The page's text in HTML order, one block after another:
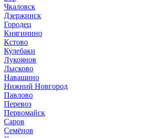
Чкаловск
Дзержинск
Городец
Княгинино
Кстово
Кулебаки
Лукоянов
Лысково
Навашино
Нижний Новгород
Павлово
Перевоз
Первомайск
Саров
Семёнов